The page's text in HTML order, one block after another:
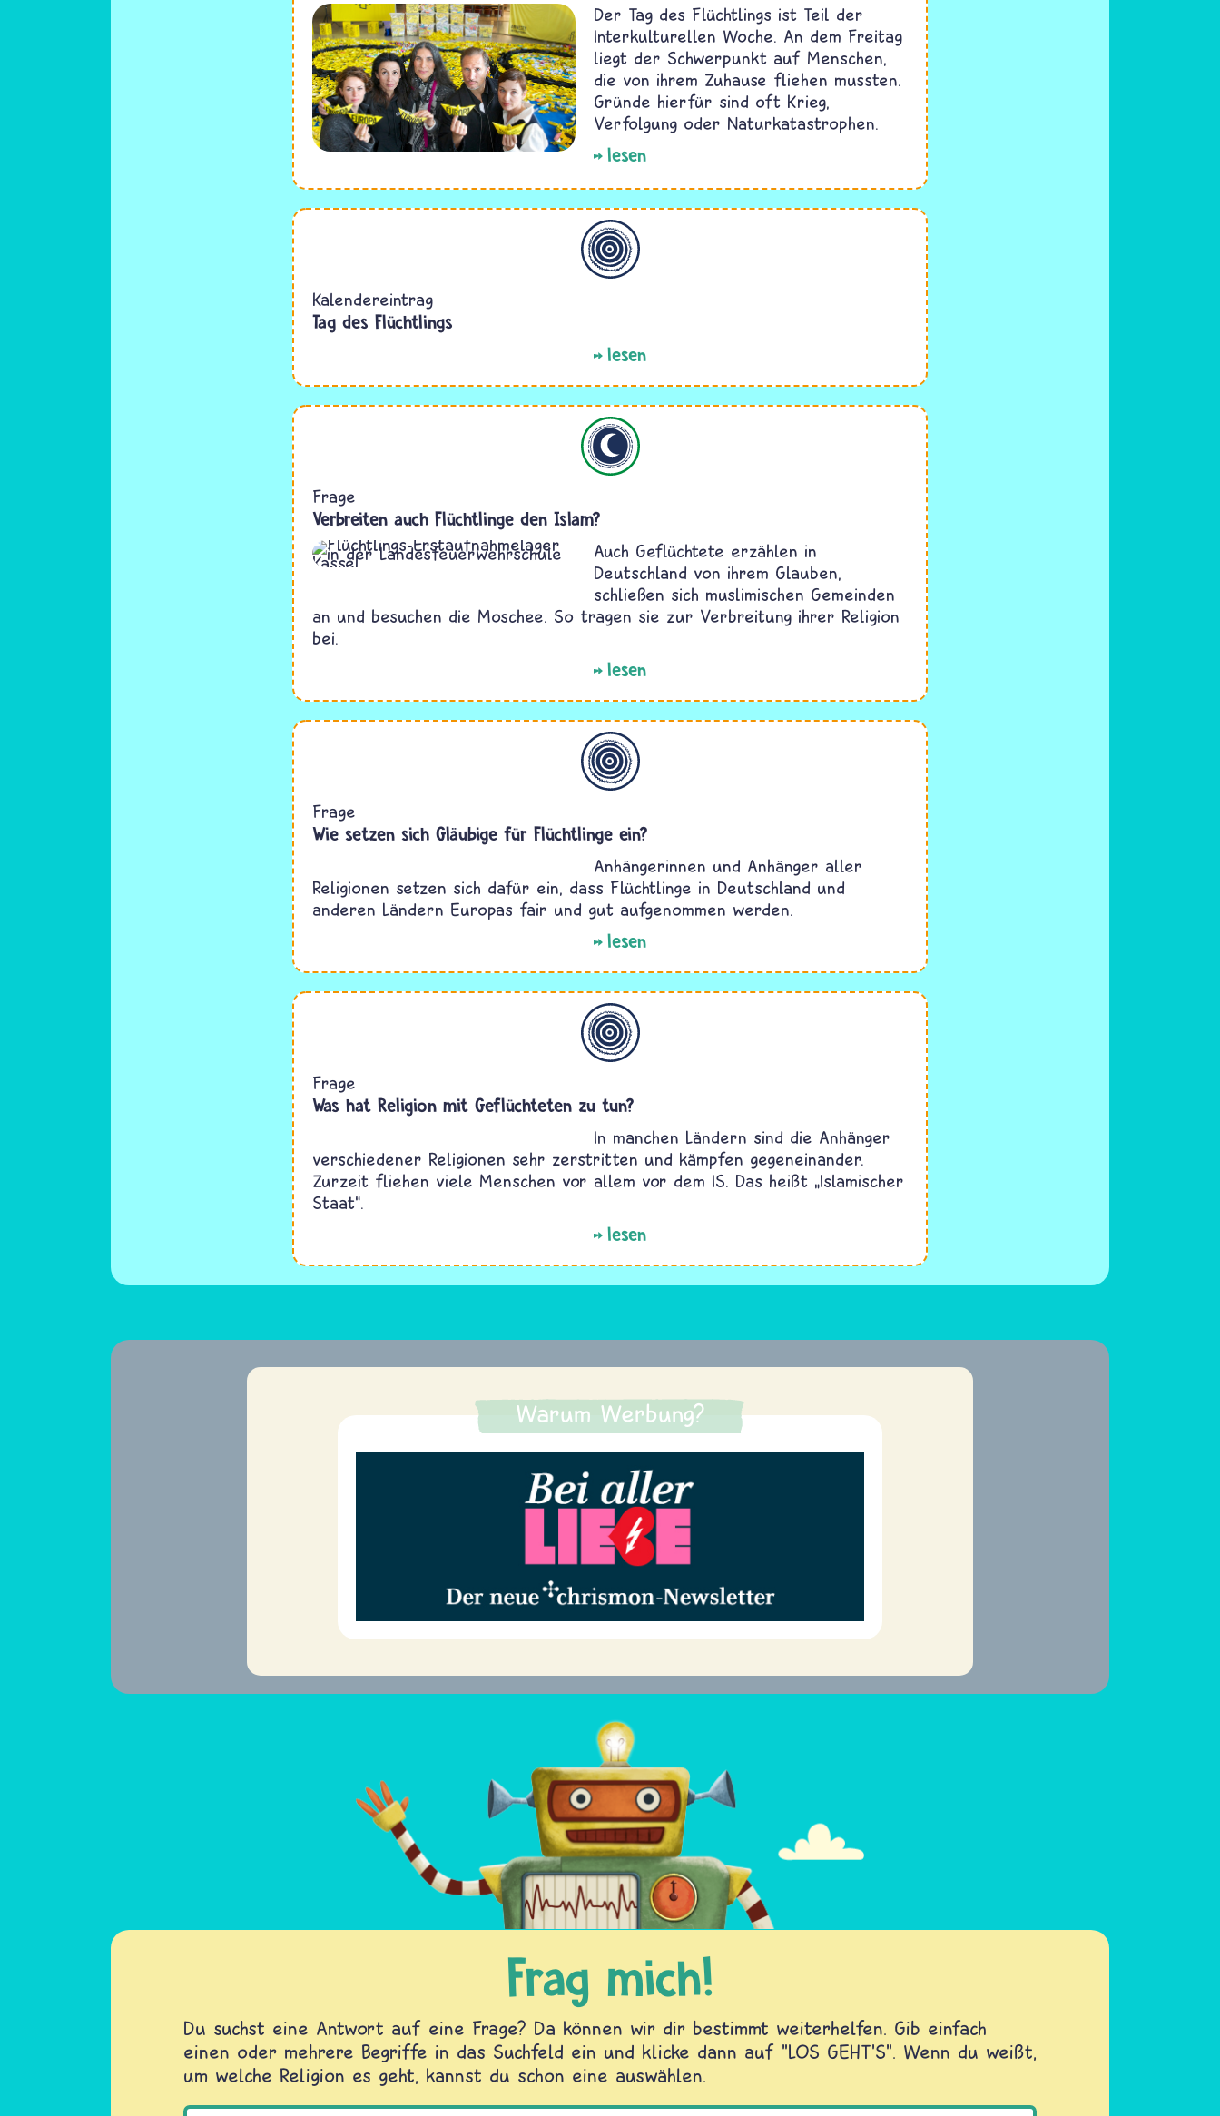
Der Tag des Flüchtlings ist Teil der
Interkulturellen Woche. An dem Freitag
liegt der Schwerpunkt auf Menschen,
die von ihrem Zuhause fliehen mussten.
Gründe hierfür sind oft Krieg,
Verfolgung oder Naturkatastrophen.
lesen
Kalendereintrag
Tag des Flüchtlings
lesen
Frage
Verbreiten auch Flüchtlinge den Islam?
Auch Geflüchtete erzählen in
Deutschland von ihrem Glauben,
schließen sich muslimischen Gemeinden
an und besuchen die Moschee. So tragen sie zur Verbreitung ihrer Religion
bei.
lesen
Frage
Wie setzen sich Gläubige für Flüchtlinge ein?
Anhängerinnen und Anhänger aller
Religionen setzen sich dafür ein, dass Flüchtlinge in Deutschland und
anderen Ländern Europas fair und gut aufgenommen werden.
lesen
Frage
Was hat Religion mit Geflüchteten zu tun?
In manchen Ländern sind die Anhänger
verschiedener Religionen sehr zerstritten und kämpfen gegeneinander.
Zurzeit fliehen viele Menschen vor allem vor dem IS. Das heißt „Islamischer
Staat“.
lesen
Warum Werbung?
Frag mich!
Du suchst eine Antwort auf eine Frage? Da können wir dir bestimmt weiterhelfen. Gib einfach
einen oder mehrere Begriffe in das Suchfeld ein und klicke dann auf "LOS GEHT'S". Wenn du weißt,
um welche Religion es geht, kannst du schon eine auswählen.